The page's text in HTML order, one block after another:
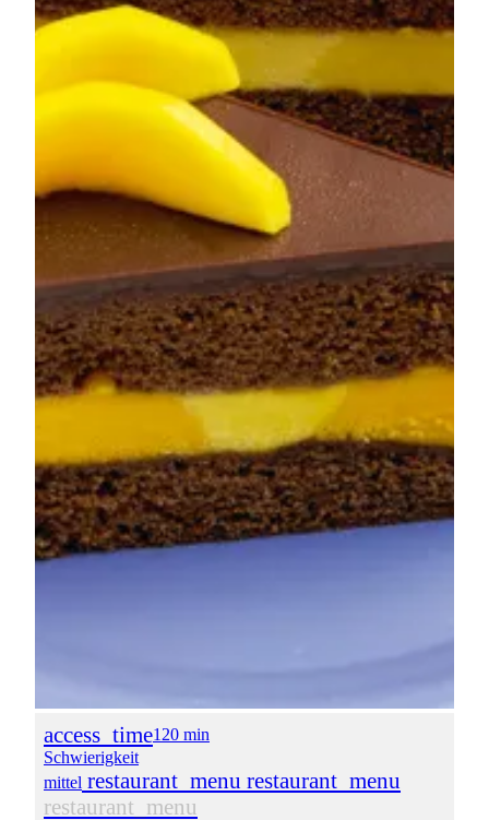
access_time120 min
Schwierigkeit
mittel restaurant_menu restaurant_menu
restaurant_menu